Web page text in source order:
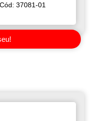
37081-01